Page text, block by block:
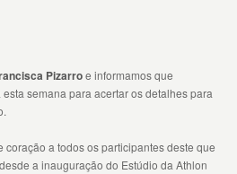
Pizarroe informamos que
semana para acertar os detalhes para
a todos os participantes deste que
a inauguração do Estúdio da Athlon